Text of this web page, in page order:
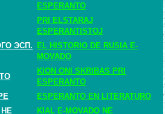
ESPERANTO
PRI ELSTARAJ
ESPERANTISTOJ
ЭСП.
EL HISTORIO DE RUSIA E-
MOVADO
KION ONI SKRIBAS PRI
ESPERANTO
ESPERANTO EN LITERATURO
KIAL E-MOVADO NE